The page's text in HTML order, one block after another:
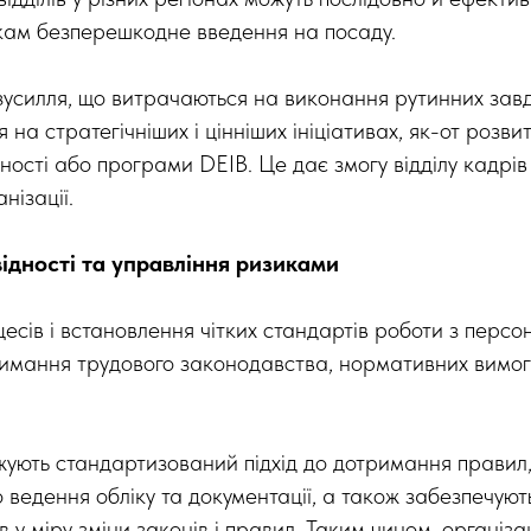
безперешкодне введення на посаду.
що витрачаються на виконання рутинних
стратегічніших і цінніших ініціативах, як-от
або програми DEIB. Це дає змогу відділу кадрів
та управління ризиками
і встановлення чітких стандартів роботи з
трудового законодавства, нормативних вимог
стандартизований підхід до дотримання правил,
обліку та документації, а також